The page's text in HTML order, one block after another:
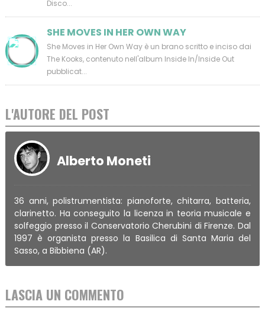
Disco...
SHE MOVES IN HER OWN WAY
She Moves in Her Own Way è un brano scritto e inciso dai
The Kooks, contenuto nell'album Inside In/Inside Out
pubblicat...
L'AUTORE DEL POST
Alberto Moneti
36 anni, polistrumentista: pianoforte, chitarra, batteria,
clarinetto. Ha conseguito la licenza in teoria musicale e
solfeggio presso il Conservatorio Cherubini di Firenze. Dal
1997 è organista presso la Basilica di Santa Maria del
Sasso, a Bibbiena (AR).
LASCIA UN COMMENTO